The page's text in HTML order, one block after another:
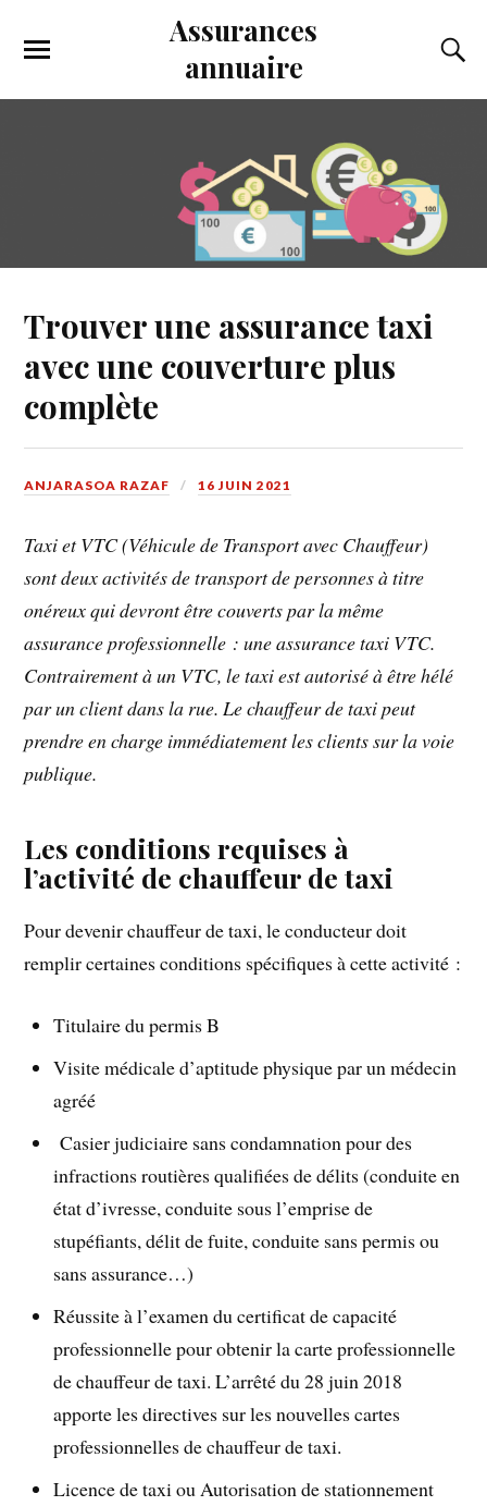
Assurances
annuaire
Trouver une assurance taxi
avec une couverture plus
complète
ANJARASOA RAZAF 16 JUIN 2021
Taxi et VTC (Véhicule de Transport avec Chauffeur)
sont deux activités de transport de personnes à titre
onéreux qui devront être couverts par la même
assurance professionnelle : une assurance taxi VTC.
Contrairement à un VTC, le taxi est autorisé à être hélé
par un client dans la rue. Le chauffeur de taxi peut
prendre en charge immédiatement les clients sur la voie
publique.
Les conditions requises à
l’activité de chauffeur de taxi
Pour devenir chauffeur de taxi, le conducteur doit
remplir certaines conditions spécifiques à cette activité :
Titulaire du permis B
Visite médicale d’aptitude physique par un médecin
agréé
Casier judiciaire sans condamnation pour des
infractions routières qualifiées de délits (conduite en
état d’ivresse, conduite sous l’emprise de
stupéfiants, délit de fuite, conduite sans permis ou
sans assurance…)
Réussite à l’examen du certificat de capacité
professionnelle pour obtenir la carte professionnelle
de chauffeur de taxi. L’arrêté du 28 juin 2018
apporte les directives sur les nouvelles cartes
professionnelles de chauffeur de taxi.
Licence de taxi ou Autorisation de stationnement